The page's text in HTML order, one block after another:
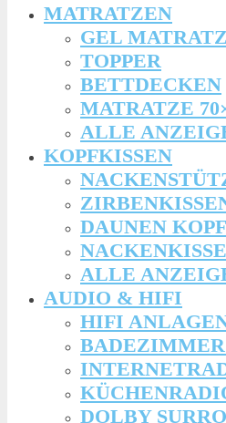
MATRATZEN
GEL
TOPPER
BETTDECKEN
MATRATZE
ALLE
KOPFKISSEN
DAUNEN
ALLE
AUDIO & HIFI
HIFI
DOLBY